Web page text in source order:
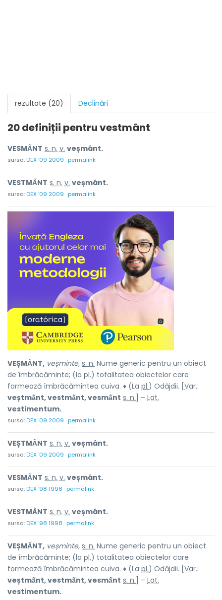
rezultate (20) Declinări
20 definiții pentruvestmânt
VESMẤNT s. n. v. veșmânt.
sursa:DEX '09 2009 permalink
VESTMẤNT s. n. v. veșmânt.
sursa:DEX '09 2009 permalink
VEȘMẤNT, veșminte, s. n. Nume generic pentru un obiect
de îmbrăcăminte; (la pl.) totalitatea obiectelor care
formează îmbrăcămintea cuiva. ♦ (La pl.) Odăjdii. [ Var.:
veștmấnt, vestmấnt, vesmấnt s. n. ] – Lat.
vestimentum.
sursa:DEX '09 2009 permalink
VEȘTMẤNT s. n. v. veșmânt.
sursa:DEX '09 2009 permalink
VESMẤNT s. n. v. veșmânt.
sursa:DEX '98 1998 permalink
VESTMÂNT s. n. v. veșmânt.
sursa:DEX '98 1998 permalink
VEȘMẤNT, veșminte, s. n. Nume generic pentru un obiect
de îmbrăcăminte; (la pl.) totalitatea obiectelor care
formează îmbrăcămintea cuiva. ♦ (La pl.) Odăjdii. [ Var.:
veștmấnt, vestmấnt, vesmấnt s. n. ] – Lat.
vestimentum.